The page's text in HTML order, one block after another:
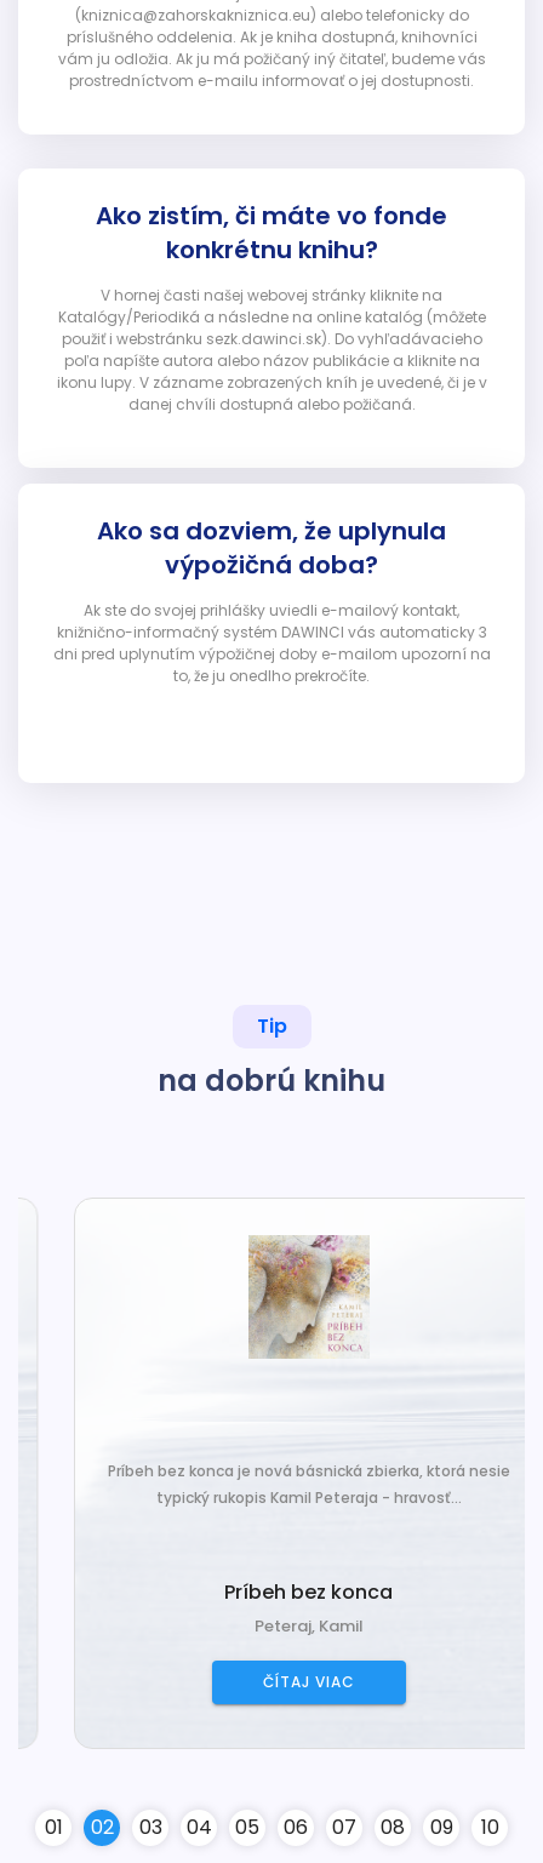
(kniznica@zahorskakniznica.eu) alebo telefonicky do
príslušného oddelenia. Ak je kniha dostupná, knihovníci
vám ju odložia. Ak ju má požičaný iný čitateľ, budeme vás
prostredníctvom e-mailu informovať o jej dostupnosti.
Ako zistím, či máte vo fonde
konkrétnu knihu?
V hornej časti našej webovej stránky kliknite na
Katalógy/Periodiká a následne na online katalóg (môžete
použiť i webstránku sezk.dawinci.sk). Do vyhľadávacieho
poľa napíšte autora alebo názov publikácie a kliknite na
ikonu lupy. V zázname zobrazených kníh je uvedené, či je v
danej chvíli dostupná alebo požičaná.
Ako sa dozviem, že uplynula
výpožičná doba?
Ak ste do svojej prihlášky uviedli e-mailový kontakt,
knižnično-informačný systém DAWINCI vás automaticky 3
dni pred uplynutím výpožičnej doby e-mailom upozorní na
to, že ju onedlho prekročíte.
Tip
na dobrú knihu
Príbeh bez konca je nová básnická zbierka, ktorá nesie
typický rukopis Kamil Peteraja - hravosť...
Príbeh bez konca
Peteraj, Kamil
ČÍTAJ VIAC
01 02 03 04 05 06 07 08 09 10